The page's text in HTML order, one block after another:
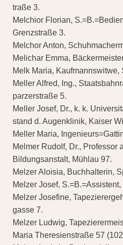
traße 3.
Melchior Florian,
Grenzstraße 3.
Melchor Anton,
Melichar Emma,
Melk Maria, Kaufmannswitwe,
Meller Alfred, Ing.,
parzerstraße 5.
Meller Josef, Dr., k. k.
stand d. Augenklinik, Kaiser
Meller Maria,
Melmer Rudolf, Dr., Professor
Bildungsanstalt, Mühlau 97.
Melzer Aloisia, Buchhalterin,
Melzer Josef,
Melzer Josefine,
gasse 7.
Melzer Ludwig,
Maria Theresienstraße 57